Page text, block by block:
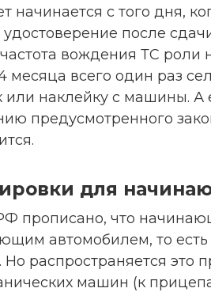
начинается с того дня,
после
вождения ТС роли
месяца всего один раз
или наклейку с машины. А
предусмотренного
для
прописано, что
автомобилем, то
распространяется это
машин (к